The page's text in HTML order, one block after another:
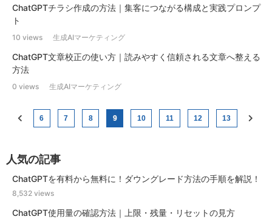
ChatGPTチラシ作成の方法｜集客につながる構成と実践プロンプ
ト
10 views 生成AIマーケティング
ChatGPT文章校正の使い方｜読みやすく信頼される文章へ整える
方法
0 views 生成AIマーケティング
6 7 8 9 10 11 12 13
人気の記事
ChatGPTを有料から無料に！ダウングレード方法の手順を解説！
8,532 views
ChatGPT使用量の確認方法｜上限・残量・リセットの見方